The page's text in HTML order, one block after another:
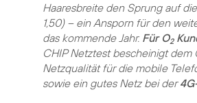
Haaresbreite den Sprung auf die
1,50) – ein Ansporn für den
das kommende Jahr. Für O2
CHIP Netztest bescheinigt dem
Netzqualität für die mobile
sowie ein gutes Netz bei der